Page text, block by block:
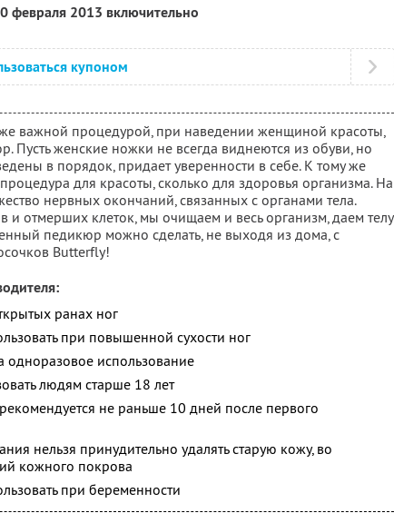
февраля 2013 включительно
купоном
важной процедурой, при наведении женщиной красоты,
Пусть женские ножки не всегда виднеются из обуви, но
в порядок, придает уверенности в себе. К тому же
для красоты, сколько для здоровья организма. На
нервных окончаний, связанных с органами тела.
и отмерших клеток, мы очищаем и весь организм, даем телу
педикюр можно сделать, не выходя из дома, с
Butterfly!
ранах ног
при повышенной сухости ног
одноразовое использование
людям старше 18 лет
не раньше 10 дней после первого
нельзя принудительно удалять старую кожу, во
кожного покрова
при беременности